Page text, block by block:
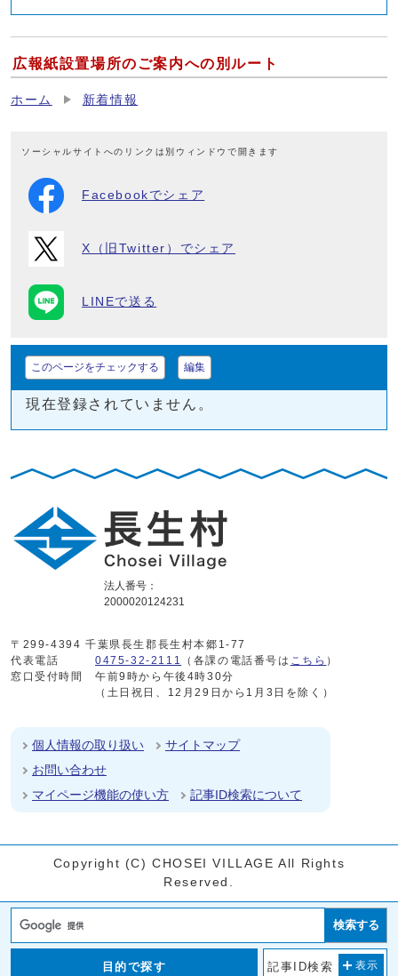
広報紙設置場所のご案内への別ルート
ホーム 新着情報
ソーシャルサイトへのリンクは別ウィンドウで開きます
Facebookでシェア
X（旧Twitter）でシェア
LINEで送る
このページをチェックする 編集
現在登録されていません。
法人番号：
2000020124231
〒299-4394 千葉県長生郡長生村本郷1-77
代表電話
0475-32-2111 （各課の電話番号は こちら ）
窓口受付時間
午前9時から午後4時30分
（土日祝日、12月29日から1月3日を除く）
個人情報の取り扱い
サイトマップ
お問い合わせ
マイページ機能の使い方
記事ID検索について
Copyright (C) CHOSEI VILLAGE All Rights
Reserved.
検索する
目的で探す 記事ID検索 表示